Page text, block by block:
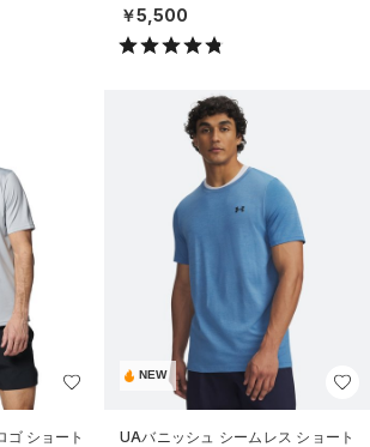
N）
￥5,500
ゴ ショート
NEW
UAバニッシュ シームレス ショート